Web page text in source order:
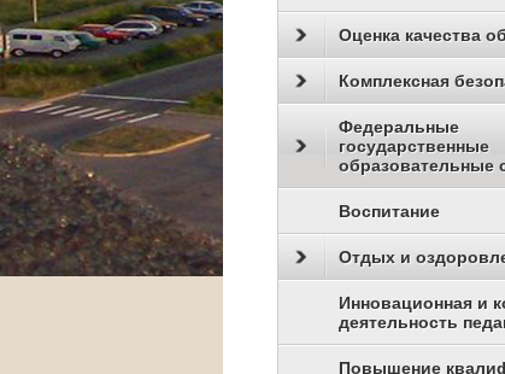
Оценка качества
Комплексная
Федеральные
государственные
образовательные
Воспитание
Отдых и
Инновационная и
деятельность
Повышение